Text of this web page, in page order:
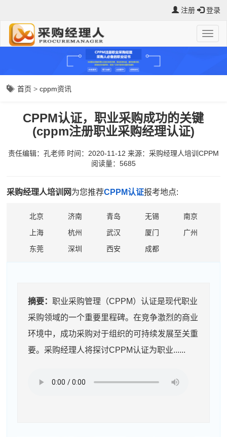
注册 登录
首页 >cppm资讯
CPPM认证，职业采购成功的关键
(cppm注册职业采购经理认证)
责任编辑：孔老师 时间：2020-11-12 来源： 采购经理人培训CPPM
阅读量：5685
采购经理人培训网为您推荐CPPM认证报考地点:
北京 济南 青岛 无锡
南京
上海
杭州 武汉 厦门
广州
东莞
深圳 西安 成都
摘要：职业采购管理（CPPM）认证是现代职业
采购领域的一个重要里程碑。在竞争激烈的商业
环境中，成功采购对于组织的可持续发展至关重
要。采购经理人将探讨CPPM认证为职业......